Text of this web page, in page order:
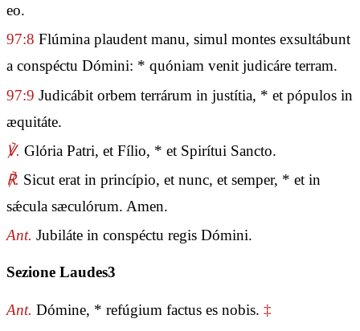
eo.
97:8 Flúmina plaudent manu, simul montes exsultábunt
a conspéctu Dómini: * quóniam venit judicáre terram.
97:9 Judicábit orbem terrárum in justítia, * et pópulos in
æquitáte.
℣. Glória Patri, et Fílio, * et Spirítui Sancto.
℟. Sicut erat in princípio, et nunc, et semper, * et in
sǽcula sæculórum. Amen.
Ant. Jubiláte in conspéctu regis Dómini.
Sezione Laudes3
Ant. Dómine, * refúgium factus es nobis. ‡